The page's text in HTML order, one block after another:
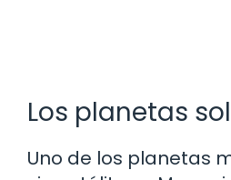
Los planetas
Uno de los planetas